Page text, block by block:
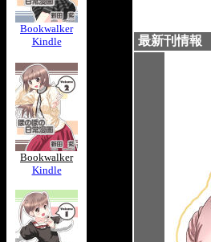
Bookwalker
Kindle
Bookwalker
Kindle
最新刊情報